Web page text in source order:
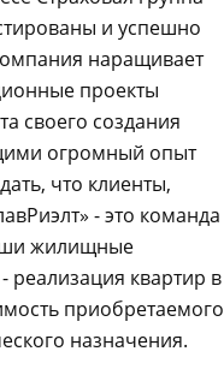
и успешно
наращивает
проекты
своего создания
огромный опыт
что клиенты,
- это команда
жилищные
реализация квартир в
приобретаемого
назначения.